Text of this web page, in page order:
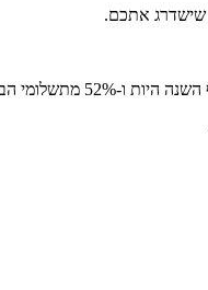
שישדרג אתכם.
להוצאה מוכרת .